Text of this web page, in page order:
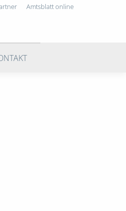
Amtsblatt online